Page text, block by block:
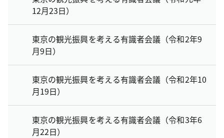
12月23日）
東京の観光振興を考える有識者会議（令和2年9
月9日）
東京の観光振興を考える有識者会議（令和2年10
月19日）
東京の観光振興を考える有識者会議（令和3年6
月22日）